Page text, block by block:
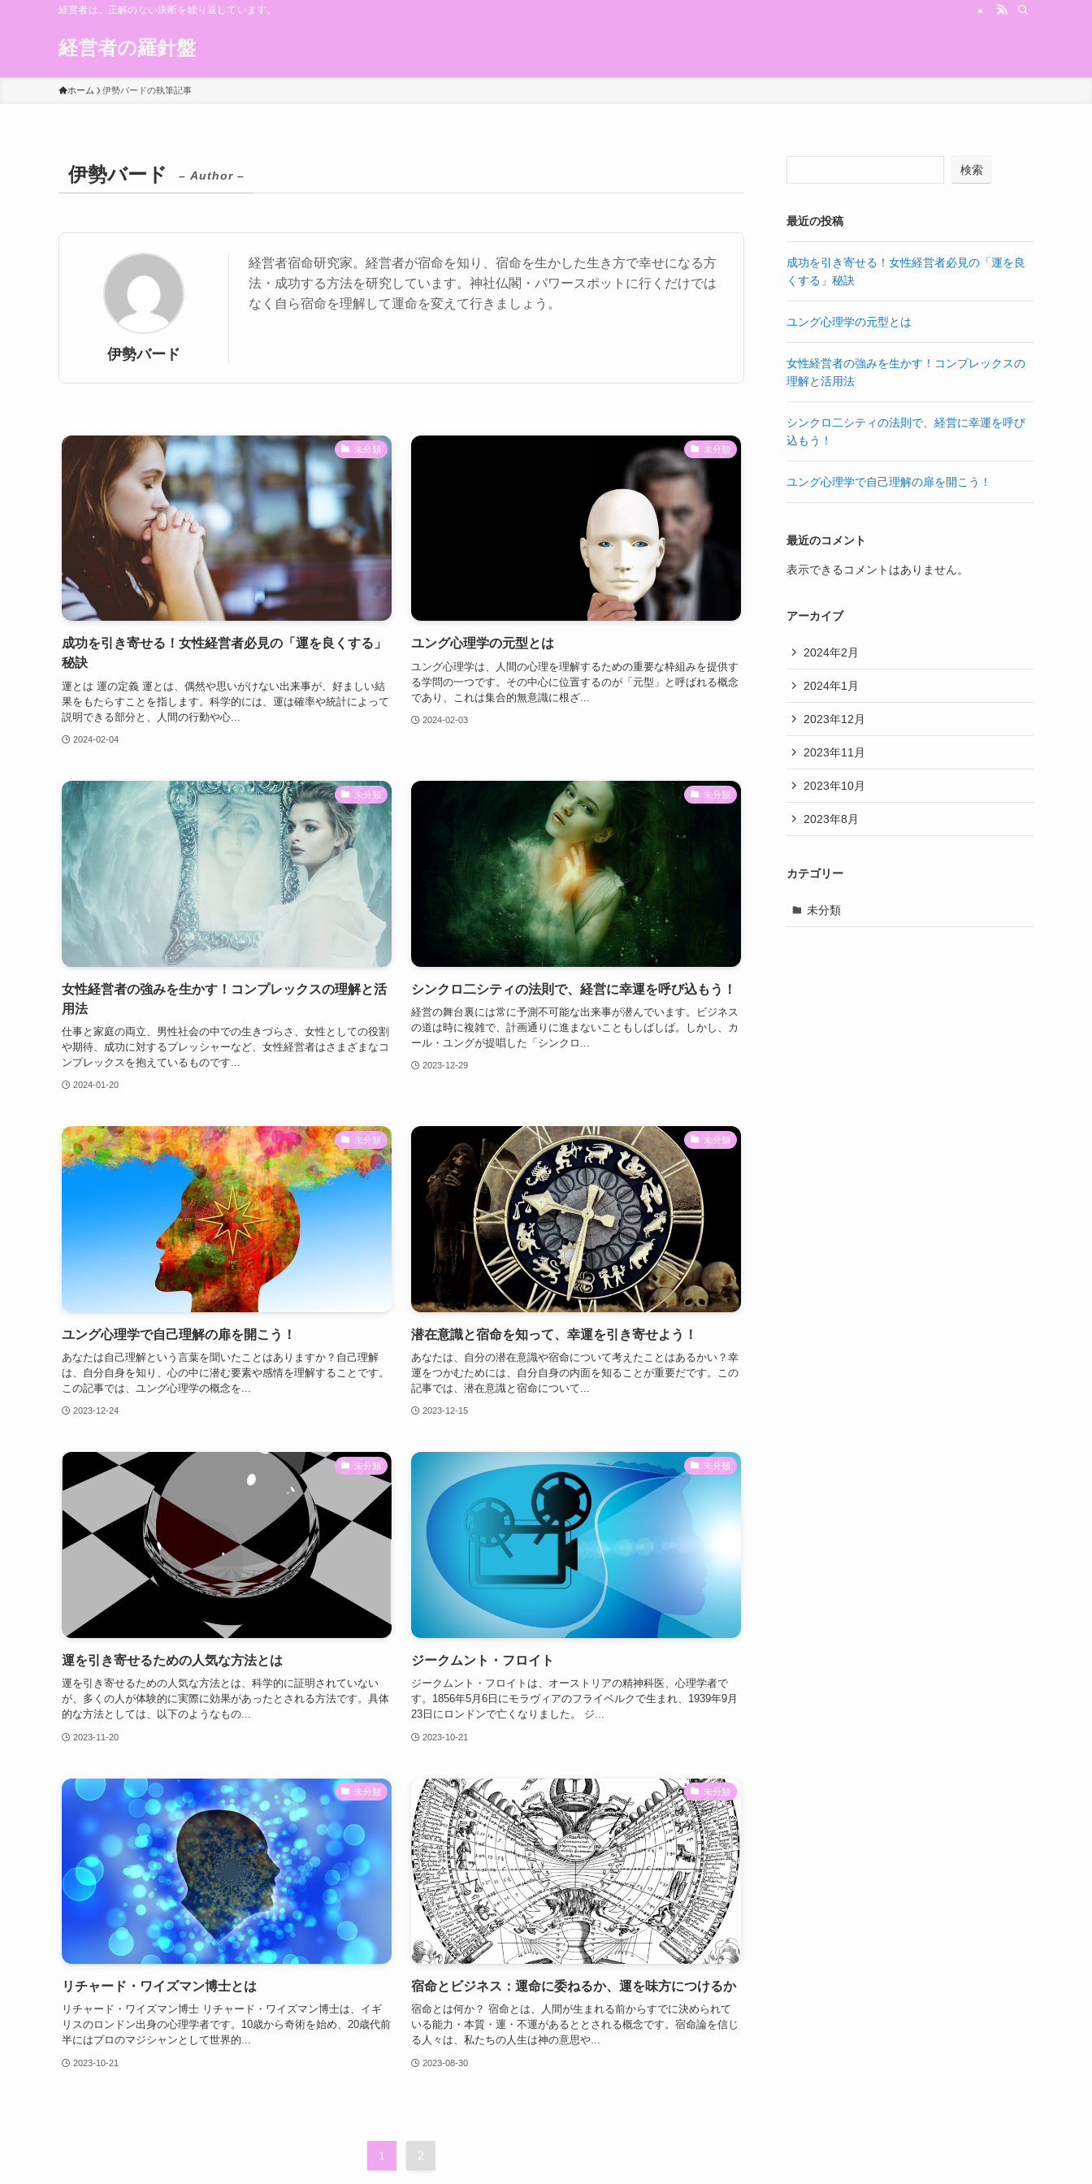
経営者は、正解のない決断を繰り返しています。
経営者の羅針盤
ホーム 伊勢バードの執筆記事
伊勢バード – Author –
伊勢バード
経営者宿命研究家。経営者が宿命を知り、宿命を生かした生き方で幸せになる方
法・成功する方法を研究しています。神社仏閣・パワースポットに行くだけでは
なく自ら宿命を理解して運命を変えて行きましょう。
未分類
成功を引き寄せる！女性経営者必見の「運を良くする」
秘訣
運とは 運の定義 運とは、偶然や思いがけない出来事が、好ましい結
果をもたらすことを指します。科学的には、運は確率や統計によって
説明できる部分と、人間の行動や心...
2024-02-04
未分類
ユング心理学の元型とは
ユング心理学は、人間の心理を理解するための重要な枠組みを提供す
る学問の一つです。その中心に位置するのが「元型」と呼ばれる概念
であり、これは集合的無意識に根ざ...
2024-02-03
未分類
女性経営者の強みを生かす！コンプレックスの理解と活
用法
仕事と家庭の両立、男性社会の中での生きづらさ、女性としての役割
や期待、成功に対するプレッシャーなど、女性経営者はさまざまなコ
ンプレックスを抱えているものです...
2024-01-20
未分類
シンクロ二シティの法則で、経営に幸運を呼び込もう！
経営の舞台裏には常に予測不可能な出来事が潜んでいます。ビジネス
の道は時に複雑で、計画通りに進まないこともしばしば。しかし、カ
ール・ユングが提唱した「シンクロ...
2023-12-29
未分類
ユング心理学で自己理解の扉を開こう！
あなたは自己理解という言葉を聞いたことはありますか？自己理解
は、自分自身を知り、心の中に潜む要素や感情を理解することです。
この記事では、ユング心理学の概念を...
2023-12-24
未分類
潜在意識と宿命を知って、幸運を引き寄せよう！
あなたは、自分の潜在意識や宿命について考えたことはあるかい？幸
運をつかむためには、自分自身の内面を知ることが重要だです。この
記事では、潜在意識と宿命について...
2023-12-15
未分類
運を引き寄せるための人気な方法とは
運を引き寄せるための人気な方法とは、科学的に証明されていない
が、多くの人が体験的に実際に効果があったとされる方法です。具体
的な方法としては、以下のようなもの...
2023-11-20
未分類
ジークムント・フロイト
ジークムント・フロイトは、オーストリアの精神科医、心理学者で
す。1856年5月6日にモラヴィアのフライベルクで生まれ、1939年9月
23日にロンドンで亡くなりました。 ジ...
2023-10-21
未分類
リチャード・ワイズマン博士とは
リチャード・ワイズマン博士 リチャード・ワイズマン博士は、イギ
リスのロンドン出身の心理学者です。10歳から奇術を始め、20歳代前
半にはプロのマジシャンとして世界的...
2023-10-21
未分類
宿命とビジネス：運命に委ねるか、運を味方につけるか
宿命とは何か？ 宿命とは、人間が生まれる前からすでに決められて
いる能力・本質・運・不運があるととされる概念です。宿命論を信じ
る人々は、私たちの人生は神の意思や...
2023-08-30
1 2
検索
最近の投稿
成功を引き寄せる！女性経営者必見の「運を良
くする」秘訣
ユング心理学の元型とは
女性経営者の強みを生かす！コンプレックスの
理解と活用法
シンクロ二シティの法則で、経営に幸運を呼び
込もう！
ユング心理学で自己理解の扉を開こう！
最近のコメント
表示できるコメントはありません。
アーカイブ
2024年2月
2024年1月
2023年12月
2023年11月
2023年10月
2023年8月
カテゴリー
未分類